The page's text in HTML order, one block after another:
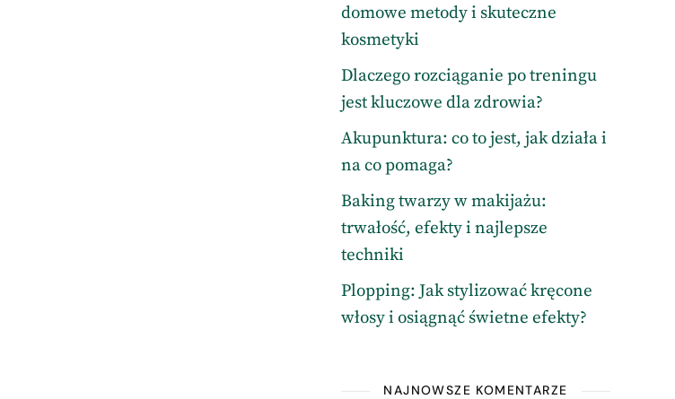
domowe metody i skuteczne
kosmetyki
Dlaczego rozciąganie po treningu
jest kluczowe dla zdrowia?
Akupunktura: co to jest, jak działa i
na co pomaga?
Baking twarzy w makijażu:
trwałość, efekty i najlepsze
techniki
Plopping: Jak stylizować kręcone
włosy i osiągnąć świetne efekty?
NAJNOWSZE KOMENTARZE